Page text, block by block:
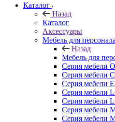
Каталог
Назад
Каталог
Аксессуары
Мебель для персонала
Назад
Мебель для
Серия мебели
Серия мебели
Серия мебели
Серия мебели
Серия мебели
Серия мебели
Серия мебели